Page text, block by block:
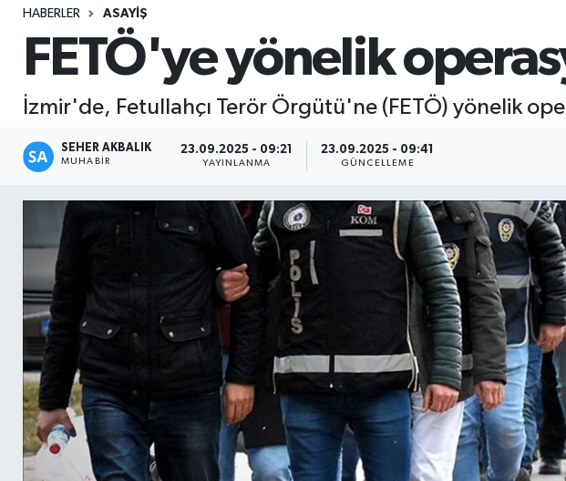
HABERLER ASAYIŞ
FETÖ'ye yönelik
İzmir'de, Fetullahçı Terör Örgütü'ne (FETÖ) yönelik
SEHER AKBALIK
MUHABIR
23.09.2025 - 09:21
YAYINLANMA
23.09.2025 - 09:41
GÜNCELLEME
Seri İlan
Spor
Yaşam